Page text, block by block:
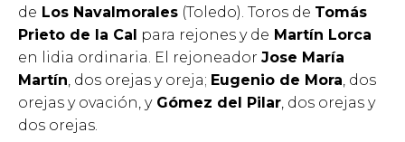
de Los Navalmorales (Toledo). Toros de Tomás
Prieto de la Cal
para rejones y de Martín Lorca
en lidia ordinaria. El rejoneador Jose María
Martín, dos orejas y oreja; Eugenio de Mora, dos
orejas y ovación, yGómez del Pilar, dos orejas y
dos orejas.